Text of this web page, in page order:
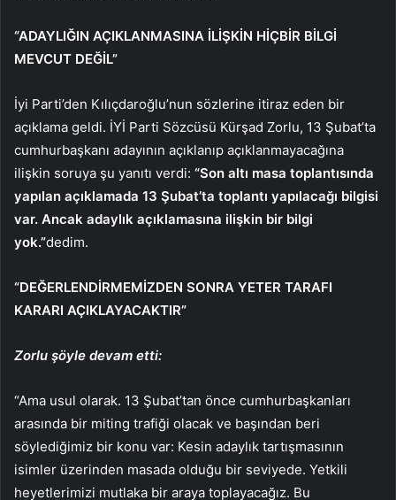
“ADAYLIĞIN AÇIKLANMASINA İLİŞKİN HİÇBİR BİLGİ
MEVCUT DEĞİL”
İyi Parti’den Kılıçdaroğlu’nun sözlerine itiraz eden bir
açıklama geldi. İYİ Parti Sözcüsü Kürşad Zorlu, 13 Şubat’ta
cumhurbaşkanı adayının açıklanıp açıklanmayacağına
ilişkin soruya şu yanıtı verdi: “Son altı masa toplantısında
yapılan açıklamada 13 Şubat’ta toplantı yapılacağı bilgisi
var. Ancak adaylık açıklamasına ilişkin bir bilgi
yok.”dedim.
“DEĞERLENDİRMEMİZDEN SONRA YETER TARAFI
KARARI AÇIKLAYACAKTIR”
Zorlu şöyle devam etti:
“Ama usul olarak. 13 Şubat’tan önce cumhurbaşkanları
arasında bir miting trafiği olacak ve başından beri
söylediğimiz bir konu var: Kesin adaylık tartışmasının
isimler üzerinden masada olduğu bir seviyede. Yetkili
heyetlerimizi mutlaka bir araya toplayacağız. Bu